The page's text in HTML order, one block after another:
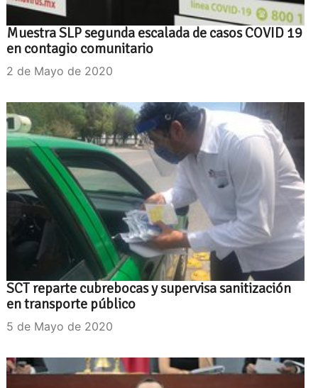
Muestra SLP segunda escalada de casos COVID 19
en contagio comunitario
2 de Mayo de 2020
SCT reparte cubrebocas y supervisa sanitización
en transporte público
5 de Mayo de 2020